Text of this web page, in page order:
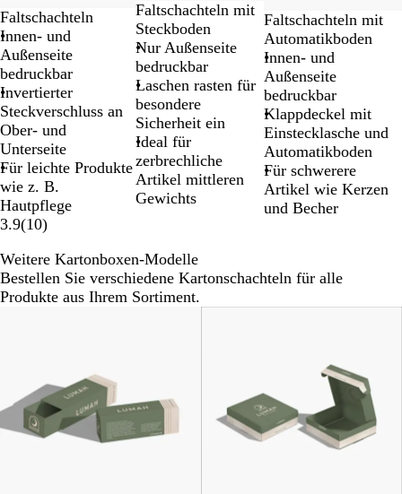
Faltschachteln
Innen- und
Außenseite
bedruckbar
Invertierter
Steckverschluss an
Ober- und
Unterseite
Für leichte Produkte
wie z. B.
Hautpflege
3.9(10)
Faltschachteln mit
Steckboden
Nur Außenseite
bedruckbar
Laschen rasten für
besondere
Sicherheit ein
Ideal für
zerbrechliche
Artikel mittleren
Gewichts
Faltschachteln mit
Automatikboden
Innen- und
Außenseite
bedruckbar
Klappdeckel mit
Einstecklasche und
Automatikboden
Für schwerere
Artikel wie Kerzen
und Becher
Weitere Kartonboxen-Modelle
Bestellen Sie verschiedene Kartonschachteln für alle
Produkte aus Ihrem Sortiment.